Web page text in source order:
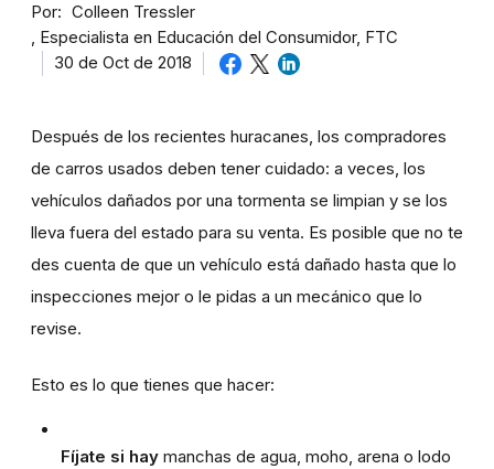
Por
Colleen Tressler
Especialista en Educación del Consumidor, FTC
30 de Oct de 2018
Después de los recientes huracanes, los compradores
de carros usados deben tener cuidado: a veces, los
vehículos dañados por una tormenta se limpian y se los
lleva fuera del estado para su venta. Es posible que no te
des cuenta de que un vehículo está dañado hasta que lo
inspecciones mejor o le pidas a un mecánico que lo
revise.
Esto es lo que tienes que hacer:
Fíjate si hay manchas de agua, moho, arena o lodo